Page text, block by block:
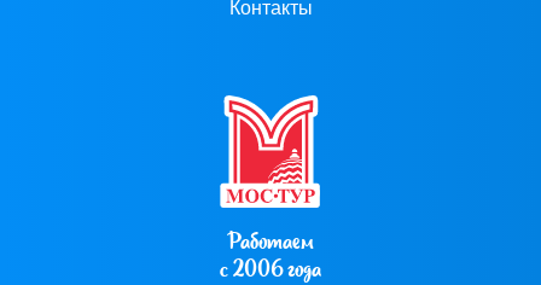
Контакты
Работаем
с 2006 года